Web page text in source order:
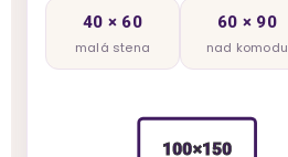
40 × 60
malá stena
60 × 90
nad komodu
100×150